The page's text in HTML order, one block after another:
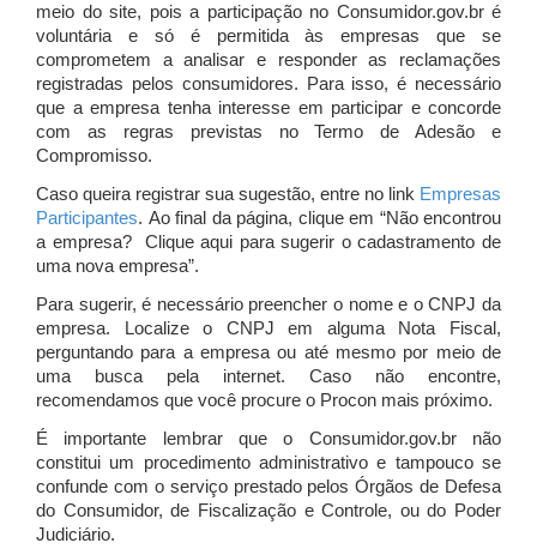
meio do site, pois a participação no Consumidor.gov.br é
voluntária e só é permitida às empresas que se
comprometem a analisar e responder as reclamações
registradas pelos consumidores. Para isso, é necessário
que a empresa tenha interesse em participar e concorde
com as regras previstas no Termo de Adesão e
Compromisso.
Caso queira registrar sua sugestão, entre no link Empresas
Participantes. Ao final da página, clique em “Não encontrou
a empresa? Clique aqui para sugerir o cadastramento de
uma nova empresa”.
Para sugerir, é necessário preencher o nome e o CNPJ da
empresa. Localize o CNPJ em alguma Nota Fiscal,
perguntando para a empresa ou até mesmo por meio de
uma busca pela internet. Caso não encontre,
recomendamos que você procure o Procon mais próximo.
É importante lembrar que o Consumidor.gov.br não
constitui um procedimento administrativo e tampouco se
confunde com o serviço prestado pelos Órgãos de Defesa
do Consumidor, de Fiscalização e Controle, ou do Poder
Judiciário.